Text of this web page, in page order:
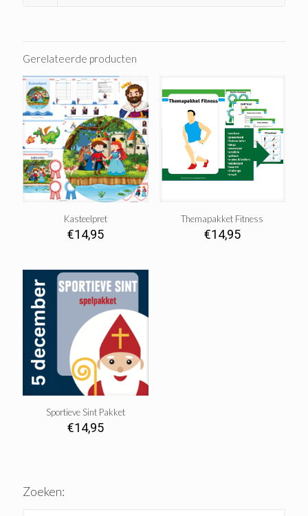
Gerelateerde producten
Kasteelpret
€14,95
Themapakket Fitness
€14,95
Sportieve Sint Pakket
€14,95
Zoeken: